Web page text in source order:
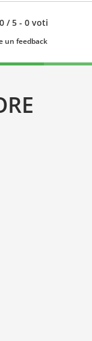
0 / 5 - 0 voti
un feedback